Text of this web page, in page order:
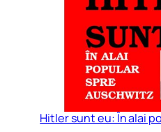
Hitler sunt eu: În alai